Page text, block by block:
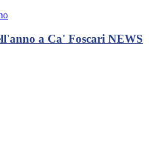
a Ca' Foscari NEWS